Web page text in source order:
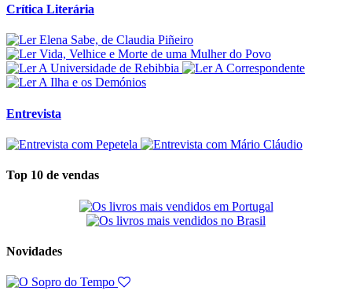
Crítica Literária
Entrevista
Top 10 de vendas
Novidades